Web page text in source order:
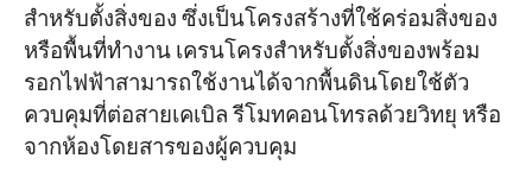
สำหรับตั้งสิ่งของ ซึ่งเป็นโครงสร้างที่ใช้คร่อมสิ่งของ
หรือพื้นที่ทำงาน เครนโครงสำหรับตั้งสิ่งของพร้อม
รอกไฟฟ้าสามารถใช้งานได้จากพื้นดินโดยใช้ตัว
ควบคุมที่ต่อสายเคเบิล รีโมทคอนโทรลด้วยวิทยุ หรือ
จากห้องโดยสารของผู้ควบคุม